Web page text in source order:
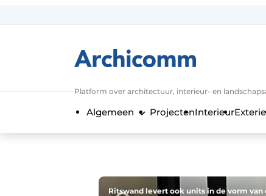
Algemene voorwaarden
Privacy / Cookie statement
Platform over architectuur, interieur- en
Algemeen ProjectenInterieur
Ritswand levert ook units in de vorm